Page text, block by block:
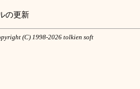
の更新
(C) 1998-2026 tolkien soft